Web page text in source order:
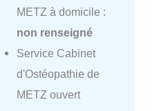
METZ à domicile :
non renseigné
Service Cabinet
d'Ostéopathie de
METZ ouvert